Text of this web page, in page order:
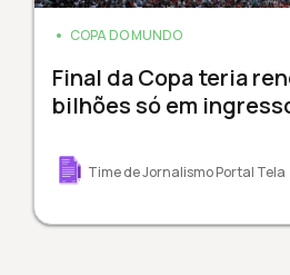
COPA DO MUNDO
Final da Copa teria
bilhões só em
Time de Jornalismo Portal Tela